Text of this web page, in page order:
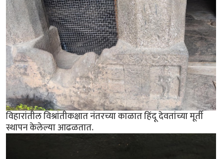
विहारांतील विश्रांतीकक्षात नंतरच्या काळात हिंदू देवतांच्या मूर्ती
स्थापन केलेल्या आढळतात.